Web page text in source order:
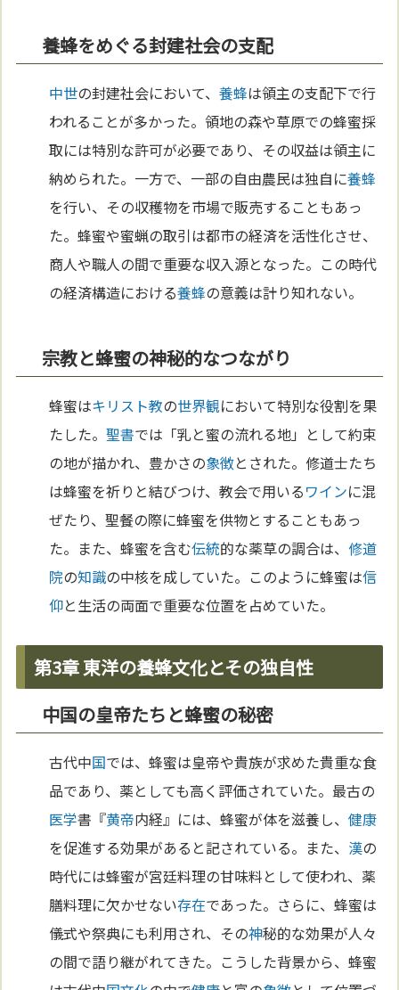
養蜂をめぐる封建社会の支配
中世の封建社会において、養蜂は領主の支配下で行
われることが多かった。領地の森や草原での蜂蜜採
取には特別な許可が必要であり、その収益は領主に
納められた。一方で、一部の自由農民は独自に養蜂
を行い、その収穫物を市場で販売することもあっ
た。蜂蜜や蜜蝋の取引は都市の経済を活性化させ、
商人や職人の間で重要な収入源となった。この時代
の経済構造における養蜂の意義は計り知れない。
宗教と蜂蜜の神秘的なつながり
蜂蜜はキリスト教の世界観において特別な役割を果
たした。聖書では「乳と蜜の流れる地」として約束
の地が描かれ、豊かさの象徴とされた。修道士たち
は蜂蜜を祈りと結びつけ、教会で用いるワインに混
ぜたり、聖餐の際に蜂蜜を供物とすることもあっ
た。また、蜂蜜を含む伝統的な薬草の調合は、修道
院の知識の中核を成していた。このように蜂蜜は信
仰と生活の両面で重要な位置を占めていた。
第3章 東洋の養蜂文化とその独自性
中国の皇帝たちと蜂蜜の秘密
古代中国では、蜂蜜は皇帝や貴族が求めた貴重な食
品であり、薬としても高く評価されていた。最古の
医学書『黄帝内経』には、蜂蜜が体を滋養し、健康
を促進する効果があると記されている。また、 漢の
時代には蜂蜜が宮廷料理の甘味料として使われ、薬
膳料理に欠かせない存在であった。さらに、蜂蜜は
儀式や祭典にも利用され、その神秘的な効果が人々
の間で語り継がれてきた。こうした背景から、蜂蜜